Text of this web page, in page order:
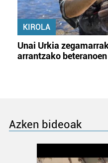
KIROLA
Unai Urkia
arrantzako
Azken bideoak